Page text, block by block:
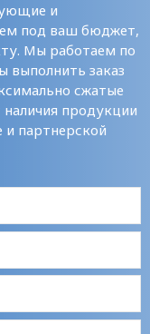
и
под ваш бюджет,
Мы работаем по
выполнить заказ
сжатые
продукции
и партнерской